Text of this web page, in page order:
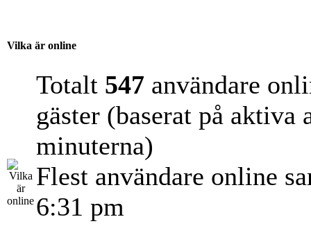
Vilka är online
Totalt 547 användare
gäster (baserat på aktiva
minuterna)
Flest användare online
6:31 pm